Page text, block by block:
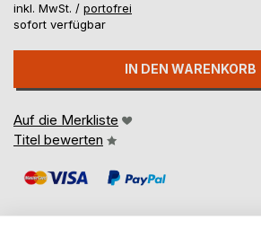
inkl. MwSt. / portofrei
sofort verfügbar
IN DEN WARENKORB
Auf die Merkliste
Titel bewerten